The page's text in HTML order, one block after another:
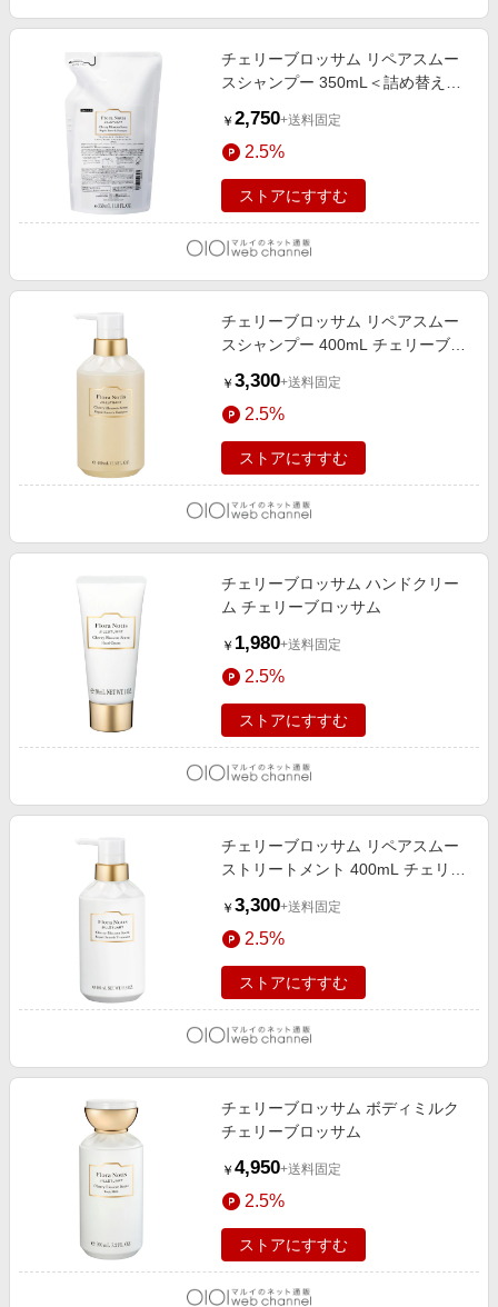
チェリーブロッサム リペアスムー
スシャンプー 350mL＜詰め替え＞
￥ 2,750+送料固定
2.5%
ストアにすすむ
チェリーブロッサム リペアスムー
スシャンプー 400mL チェリーブロ
￥ 3,300+送料固定
2.5%
ストアにすすむ
チェリーブロッサム ハンドクリー
ム チェリーブロッサム
￥ 1,980+送料固定
2.5%
ストアにすすむ
チェリーブロッサム リペアスムー
ストリートメント 400mL チェリー
￥ 3,300+送料固定
2.5%
ストアにすすむ
チェリーブロッサム ボディミルク
チェリーブロッサム
￥ 4,950+送料固定
2.5%
ストアにすすむ